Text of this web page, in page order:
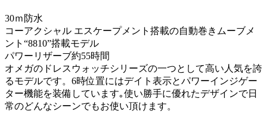
30ｍ防水
コーアクシャル エスケープメント搭載の自動巻きムーブメ
ント“8810”搭載モデル
パワーリザーブ約55時間
オメガのドレスウォッチシリーズの一つとして高い人気を誇
るモデルです。6時位置にはデイト表示とパワーインジゲー
ター機能を装備しています｡使い勝手に優れたデザインで日
常のどんなシーンでもお使い頂けます。